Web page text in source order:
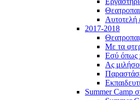
Αυτοτελή
2017-2018
Με τα
Εσύ όπως
Ας
Summer Camp